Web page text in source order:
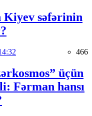
Kiyev səfərinin
466
üçün
Fərman hansı